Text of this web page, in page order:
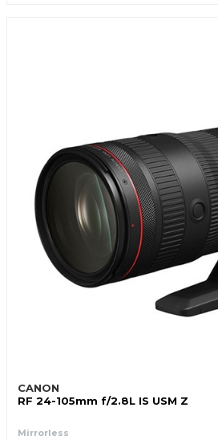
CANON
RF 24-105mm f/2.8L IS USM Z
Mirrorless